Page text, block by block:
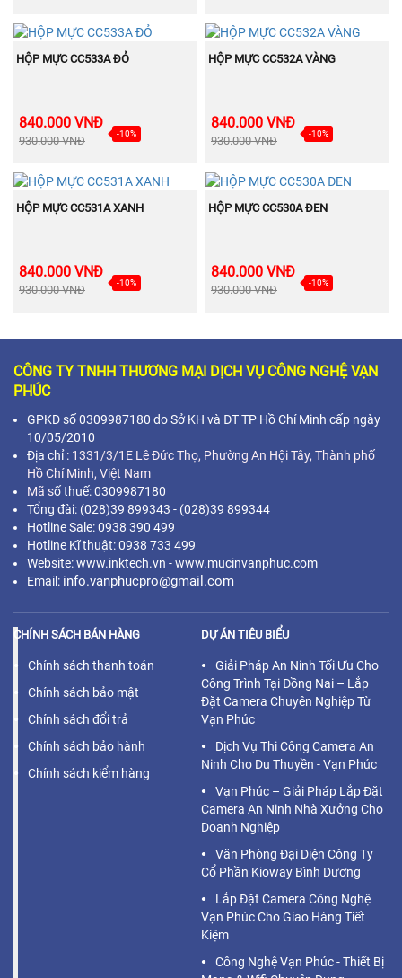
BÁN
CHẠY
MUA NGAY
HỘP MỰC CC533A ĐỎ
840.000 VNĐ
930.000 VNĐ
-10%
BÁN
CHẠY
MUA NGAY
HỘP MỰC CC532A VÀNG
840.000 VNĐ
930.000 VNĐ
-10%
BÁN
CHẠY
MUA NGAY
HỘP MỰC CC531A XANH
840.000 VNĐ
930.000 VNĐ
-10%
BÁN
CHẠY
MUA NGAY
HỘP MỰC CC530A ĐEN
840.000 VNĐ
930.000 VNĐ
-10%
CÔNG TY TNHH THƯƠNG MẠI DỊCH VỤ CÔNG NGHỆ VẠN
PHÚC
GPKD số 0309987180 do Sở KH và ĐT TP Hồ Chí Minh cấp ngày
10/05/2010
Địa chỉ : 1331/3/1E Lê Đức Thọ, Phường An Hội Tây, Thành phố
Hồ Chí Minh, Việt Nam
Mã số thuế: 0309987180
Tổng đài: (028)39 899343 - (028)39 899344
Hotline Sale: 0938 390 499
Hotline Kĩ thuật: 0938 733 499
Website: www.inktech.vn - www.mucinvanphuc.com
Email: info.vanphucpro@gmail.com
CHÍNH SÁCH BÁN HÀNG
Chính sách thanh toán
Chính sách bảo mật
Chính sách đổi trả
Chính sách bảo hành
Chính sách kiểm hàng
DỰ ÁN TIÊU BIỂU
Giải Pháp An Ninh Tối Ưu Cho
Công Trình Tại Đồng Nai – Lắp
Đặt Camera Chuyên Nghiệp Từ
Vạn Phúc
Dịch Vụ Thi Công Camera An
Ninh Cho Du Thuyền - Vạn Phúc
Vạn Phúc – Giải Pháp Lắp Đặt
Camera An Ninh Nhà Xưởng Cho
Doanh Nghiệp
Văn Phòng Đại Diện Công Ty
Cổ Phần Kioway Bình Dương
Lắp Đặt Camera Công Nghệ
Vạn Phúc Cho Giao Hàng Tiết
Kiệm
Công Nghệ Vạn Phúc - Thiết Bị